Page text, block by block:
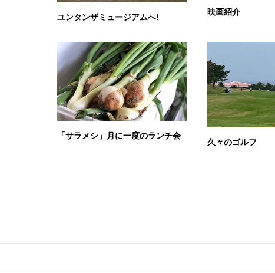
ユンタンザミュージアムへ!
映画紹介
「サラメシ」月に一度のランチ会
久々のゴルフ